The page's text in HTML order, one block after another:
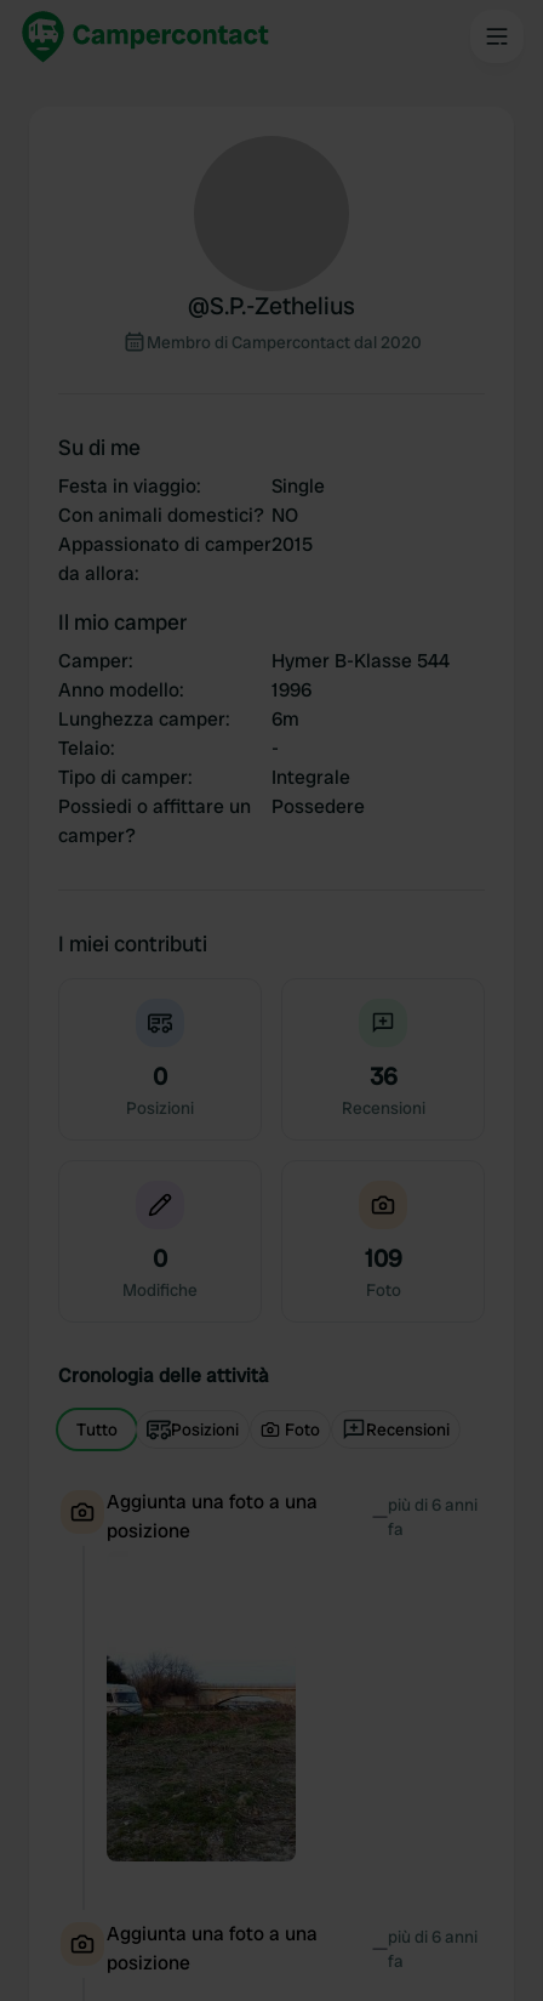
@S.P.-Zethelius
Membro di Campercontact dal 2020
Su di me
Festa in viaggio:
Single
Con animali domestici? NO
Appassionato di camper
da allora:
2015
Il mio camper
Camper:
Hymer B-Klasse 544
Anno modello:
1996
Lunghezza camper:
6m
Telaio:
-
Tipo di camper:
Integrale
Possiedi o affittare un
camper?
Possedere
I miei contributi
0
Posizioni
36
Recensioni
0
Modifiche
109
Foto
Cronologia delle attività
Tutto Posizioni Foto Recensioni
Aggiunta una foto a una
posizione
—più di 6 anni
fa
Aggiunta una foto a una
posizione
—più di 6 anni
fa